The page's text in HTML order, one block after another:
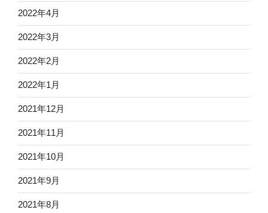
2022年4月
2022年3月
2022年2月
2022年1月
2021年12月
2021年11月
2021年10月
2021年9月
2021年8月